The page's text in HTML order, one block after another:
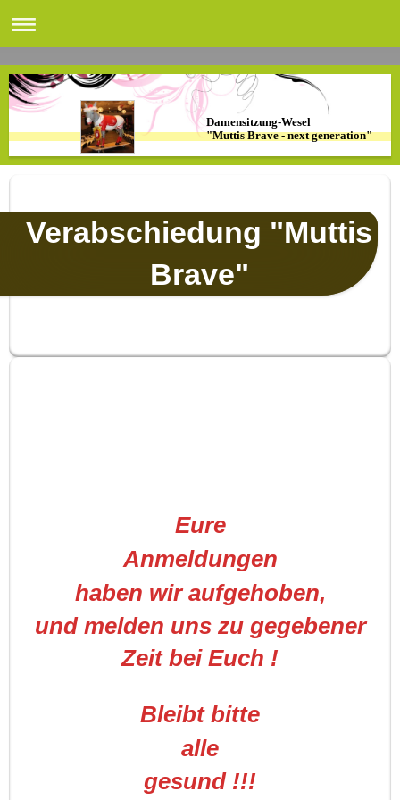
Damensitzung-Wesel
"Muttis Brave - next generation"
Verabschiedung "Muttis
Brave"
Eure
Anmeldungen
haben wir aufgehoben,
und melden uns zu gegebener
Zeit bei Euch !
Bleibt bitte
alle
gesund !!!